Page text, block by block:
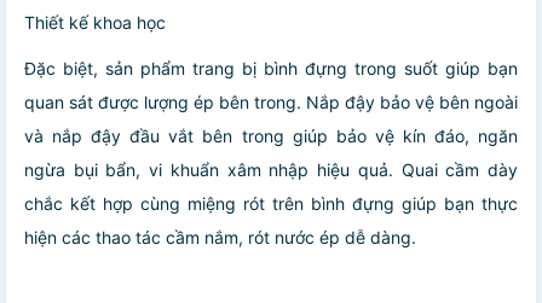
Thiết kế khoa học
Đặc biệt, sản phẩm trang bị bình đựng trong suốt giúp bạn
quan sát được lượng ép bên trong. Nắp đậy bảo vệ bên ngoài
và nắp đậy đầu vắt bên trong giúp bảo vệ kín đáo, ngăn
ngừa bụi bẩn, vi khuẩn xâm nhập hiệu quả. Quai cầm dày
chắc kết hợp cùng miệng rót trên bình đựng giúp bạn thực
hiện các thao tác cầm nắm, rót nước ép dễ dàng.